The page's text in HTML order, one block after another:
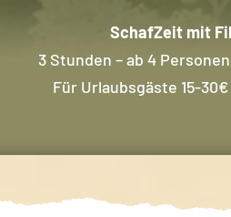
SchafZeit mit
3 Stunden – ab 4
Für Urlaubsgäste 15-